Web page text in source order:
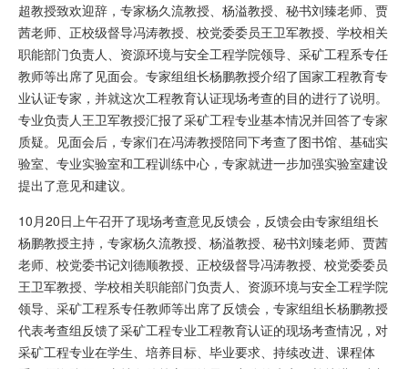
超教授致欢迎辞，专家杨久流教授、杨溢教授、秘书刘臻老师、贾
茜老师、正校级督导冯涛教授、校党委委员王卫军教授、学校相关
职能部门负责人、资源环境与安全工程学院领导、采矿工程系专任
教师等出席了见面会。专家组组长杨鹏教授介绍了国家工程教育专
业认证专家，并就这次工程教育认证现场考查的目的进行了说明。
专业负责人王卫军教授汇报了采矿工程专业基本情况并回答了专家
质疑。见面会后，专家们在冯涛教授陪同下考查了图书馆、基础实
验室、专业实验室和工程训练中心，专家就进一步加强实验室建设
提出了意见和建议。
10月20日上午召开了现场考查意见反馈会，反馈会由专家组组长
杨鹏教授主持，专家杨久流教授、杨溢教授、秘书刘臻老师、贾茜
老师、校党委书记刘德顺教授、正校级督导冯涛教授、校党委委员
王卫军教授、学校相关职能部门负责人、资源环境与安全工程学院
领导、采矿工程系专任教师等出席了反馈会，专家组组长杨鹏教授
代表考查组反馈了采矿工程专业工程教育认证的现场考查情况，对
采矿工程专业在学生、培养目标、毕业要求、持续改进、课程体